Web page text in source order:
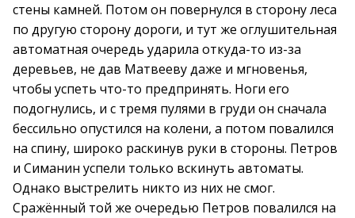
стены камней. Потом он повернулся в сторону леса
по другую сторону дороги, и тут же оглушительная
автоматная очередь ударила откуда-то из-за
деревьев, не дав Матвееву даже и мгновенья,
чтобы успеть что-то предпринять. Ноги его
подогнулись, и с тремя пулями в груди он сначала
бессильно опустился на колени, а потом повалился
на спину, широко раскинув руки в стороны. Петров
и Симанин успели только вскинуть автоматы.
Однако выстрелить никто из них не смог.
Сражённый той же очередью Петров повалился на